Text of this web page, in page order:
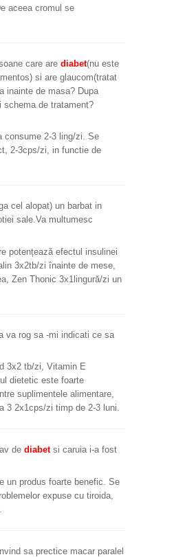
aceea cromul se
care are diabet(nu este
si are glaucom(tratat
inainte de masa? Dupa
schema de tratament?
consume 2-3 ling/zi. Se
2-3cps/zi, in functie de
cel alopat) un barbat in
sale.Va multumesc
potențează efectul insulinei
3x2tb/zi înainte de mese,
Zen Thonic 3x1lingură/zi un
va rog sa -mi indicati ce sa
3x2 tb/zi, Vitamin E
dietetic este foarte
suplimentele alimentare,
3 2x1cps/zi timp de 2-3 luni.
de diabetsi caruia i-a fost
un produs foarte benefic. Se
expuse cu tiroida,
sa prectice macar paralel